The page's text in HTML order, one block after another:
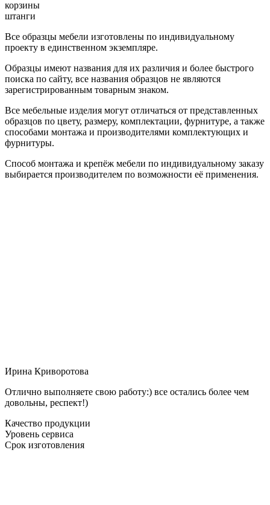
корзины
штанги
Все образцы мебели изготовлены по индивидуальному
проекту в единственном экземпляре.
Образцы имеют названия для их различия и более быстрого
поиска по сайту, все названия образцов не являются
зарегистрированным товарным знаком.
Все мебельные изделия могут отличаться от представленных
образцов по цвету, размеру, комплектации, фурнитуре, а также
способами монтажа и производителями комплектующих и
фурнитуры.
Способ монтажа и крепёж мебели по индивидуальному заказу
выбирается производителем по возможности её применения.
Ирина Криворотова
Отлично выполняете свою работу:) все остались более чем
довольны, респект!)
Качество продукции
Уровень сервиса
Срок изготовления